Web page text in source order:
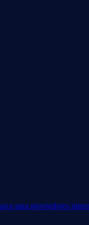
para proveedores